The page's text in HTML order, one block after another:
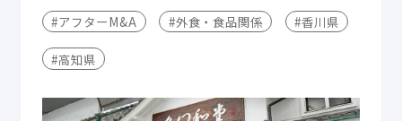
#アフターM&A #外食・食品関係 #香川県
#高知県